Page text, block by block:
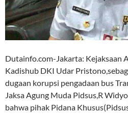
Dutainfo.com-Jakarta: Kejaksaan
Kadishub DKI Udar
dugaan korupsi pengadaan bus
Jaksa Agung Muda Pidsus,R
bahwa pihak Pidana